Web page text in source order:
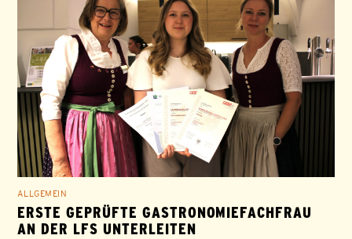
ALLGEMEIN
ERSTE GEPRÜFTE GASTRONOMIEFACHFRAU
AN DER LFS UNTERLEITEN